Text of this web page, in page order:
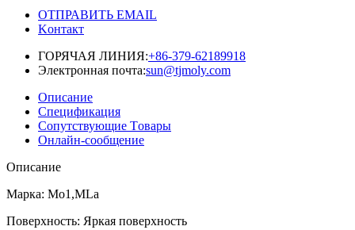
ОТПРАВИТЬ EMAIL
Kонтакт
ГОРЯЧАЯ ЛИНИЯ:+86-379-62189918
Электронная почта:sun@tjmoly.com
Описание
Спецификация
Сопутствующие Tовары
Онлайн-сообщение
Описание
Марка: Mo1,MLa
Поверхность: Яркая поверхность